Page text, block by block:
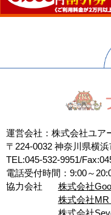
運営会社：株式会社ユア
〒224-0032 神奈川県横
TEL:045-532-9951/
電話受付時間：9:00～
協力会社
株式会社
株式会社